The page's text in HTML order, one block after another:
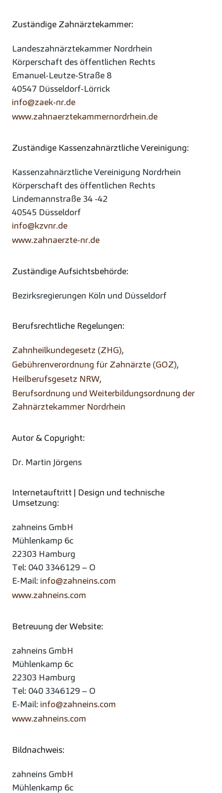
Zuständige Zahnärztekammer:
Landeszahnärztekammer Nordrhein
Körperschaft des öffentlichen Rechts
Emanuel-Leutze-Straße 8
40547 Düsseldorf-Lörrick
info@zaek-nr.de
www.zahnaerztekammernordrhein.de
Zuständige Kassenzahnärztliche Vereinigung:
Kassenzahnärztliche Vereinigung Nordrhein
Körperschaft des öffentlichen Rechts
Lindemannstraße 34 -42
40545 Düsseldorf
info@kzvnr.de
www.zahnaerzte-nr.de
Zuständige Aufsichtsbehörde:
Bezirksregierungen Köln und Düsseldorf
Berufsrechtliche Regelungen:
Zahnheilkundegesetz (ZHG),
Gebührenverordnung für Zahnärzte (GOZ),
Heilberufsgesetz NRW,
Berufsordnung und Weiterbildungsordnung der
Zahnärztekammer Nordrhein
Autor & Copyright:
Dr. Martin Jörgens
Internetauftritt | Design und technische
Umsetzung:
zahneins GmbH
Mühlenkamp 6c
22303 Hamburg
Tel: 040 3346129 – O
E-Mail: info@zahneins.com
www.zahneins.com
Betreuung der Website:
zahneins GmbH
Mühlenkamp 6c
22303 Hamburg
Tel: 040 3346129 – O
E-Mail: info@zahneins.com
www.zahneins.com
Bildnachweis:
zahneins GmbH
Mühlenkamp 6c